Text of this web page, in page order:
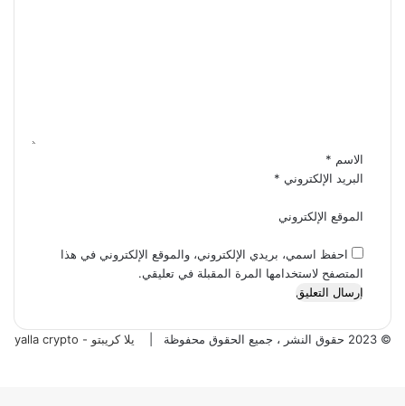
الاسم *
البريد الإلكتروني *
الموقع الإلكتروني
احفظ اسمي، بريدي الإلكتروني، والموقع الإلكتروني في هذا
المتصفح لاستخدامها المرة المقبلة في تعليقي.
© 2023 حقوق النشر ، جميع الحقوق محفوظة |
يلا كريبتو - yalla crypto